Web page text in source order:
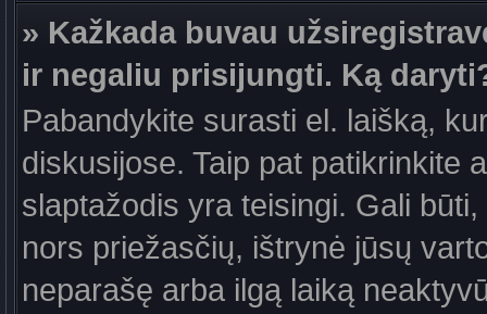
» Kažkada buvau
ir negaliu prisijungti. Ką
Pabandykite surasti el. laišką,
diskusijose. Taip pat patikrinkite
slaptažodis yra teisingi. Gali
nors priežasčių, ištrynė jūsų
neparašę arba ilgą laiką